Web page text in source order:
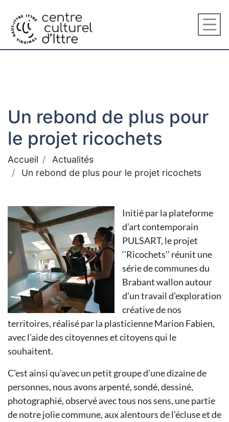
Un rebond de plus pour
le projet ricochets
Accueil
Actualités
Un rebond de plus pour le projet ricochets
Initié par la plateforme
d’art contemporain
PULSART, le projet
‘’Ricochets’’ réunit une
série de communes du
Brabant wallon autour
d’un travail d’exploration
créative de nos
territoires, réalisé par la plasticienne Marion Fabien,
avec l’aide des citoyennes et citoyens qui le
souhaitent.
C’est ainsi qu’avec un petit groupe d’une dizaine de
personnes, nous avons arpenté, sondé, dessiné,
photographié, observé avec tous nos sens, une partie
de notre jolie commune, aux alentours de l’écluse et de